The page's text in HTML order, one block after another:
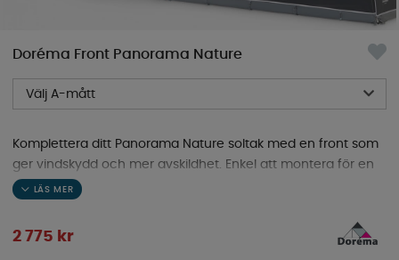
Doréma Front Panorama Nature
Välj A-mått
Komplettera ditt Panorama Nature soltak med en front som
ger vindskydd och mer avskildhet. Enkel att montera för en
mysigare uteplats.
2 775 kr